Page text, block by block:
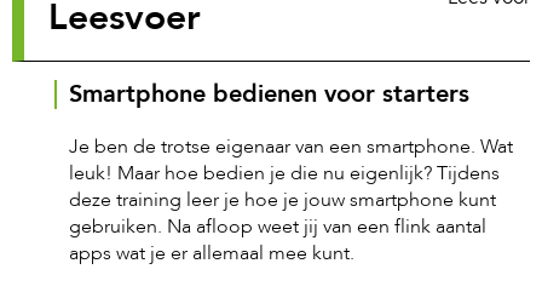
Leesvoer
Smartphone bedienen voor starters
Je ben de trotse eigenaar van een smartphone. Wat
leuk! Maar hoe bedien je die nu eigenlijk? Tijdens
deze training leer je hoe je jouw smartphone kunt
gebruiken. Na afloop weet jij van een flink aantal
apps wat je er allemaal mee kunt.